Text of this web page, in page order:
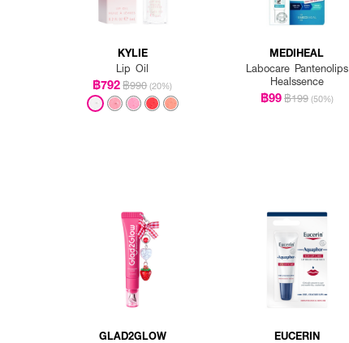
KYLIE
Lip Oil
฿792฿990 (20%)
MEDIHEAL
Labocare Pantenolips
Healssence
฿99฿199 (50%)
GLAD2GLOW EUCERIN